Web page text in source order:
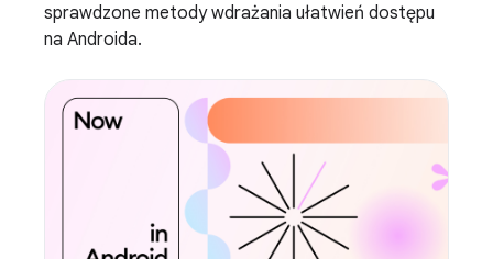
sprawdzone metody wdrażania ułatwień dostępu
na Androida.